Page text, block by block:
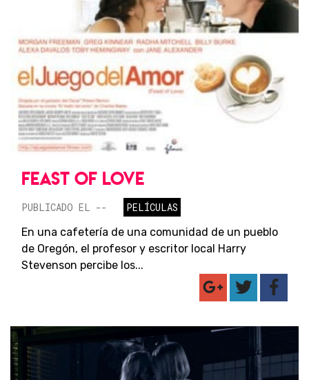
FEAST OF LOVE
PUBLICADO EL --
PELÍCULAS
En una cafetería de una comunidad de un pueblo
de Oregón, el profesor y escritor local Harry
Stevenson percibe los...